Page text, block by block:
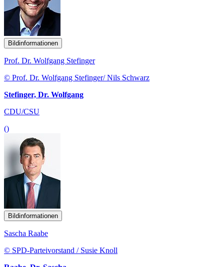
Bildinformationen
Prof. Dr. Wolfgang Stefinger
© Prof. Dr. Wolfgang Stefinger/ Nils Schwarz
Stefinger, Dr. Wolfgang
CDU/CSU
()
Bildinformationen
Sascha Raabe
© SPD-Parteivorstand / Susie Knoll